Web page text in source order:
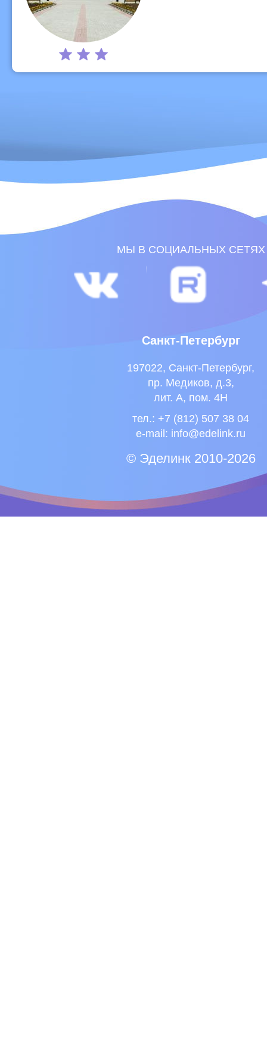
Санкт-Петербург
197022, Санкт-Петербург,
пр. Медиков, д.3,
лит. А, пом. 4Н
тел.: +7 (812) 507 38 04
e-mail: info@edelink.ru
© Эделинк 2010-2026